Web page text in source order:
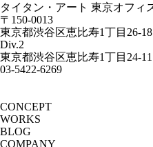
タイタン・アート 東京オフィ
〒150-0013
東京都渋谷区恵比寿1丁目26-
Div.2
東京都渋谷区恵比寿1丁目24-11
03-5422-6269
CONCEPT
WORKS
BLOG
COMPANY